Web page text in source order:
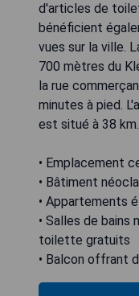
d'articles de
bénéficient
vues sur la ville.
700 mètres du
la rue
minutes à pied.
est situé à 38 km.
• Emplacement
• Bâtiment
• Appartements
• Salles de bains
toilette gratuits
• Balcon offrant